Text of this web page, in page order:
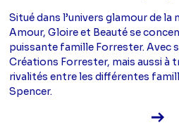
Situé dans l’univers glamour de la
Amour, Gloire et Beauté se
puissante famille Forrester. Avec
Créations Forrester, mais aussi à
rivalités entre les différentes
Spencer.